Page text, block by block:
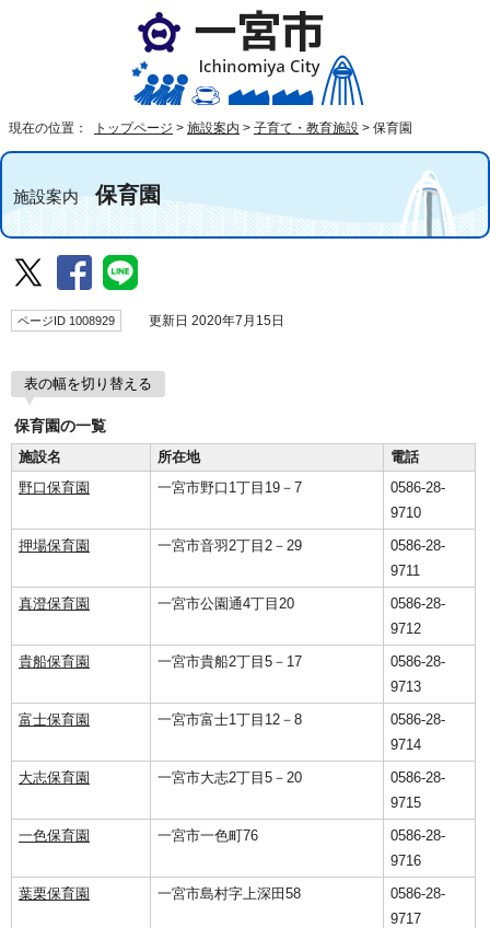
現在の位置： トップページ > 施設案内 > 子育て・教育施設 > 保育園
施設案内保育園
ページID 1008929 更新日 2020年7月15日
表の幅を切り替える
保育園の一覧
施設名
所在地
電話
野口保育園
一宮市野口1丁目19－7
0586-28-
9710
押場保育園
一宮市音羽2丁目2－29
0586-28-
9711
真澄保育園
一宮市公園通4丁目20
0586-28-
9712
貴船保育園
一宮市貴船2丁目5－17
0586-28-
9713
富士保育園
一宮市富士1丁目12－8
0586-28-
9714
大志保育園
一宮市大志2丁目5－20
0586-28-
9715
一色保育園
一宮市一色町76
0586-28-
9716
葉栗保育園
一宮市島村字上深田58
0586-28-
9717